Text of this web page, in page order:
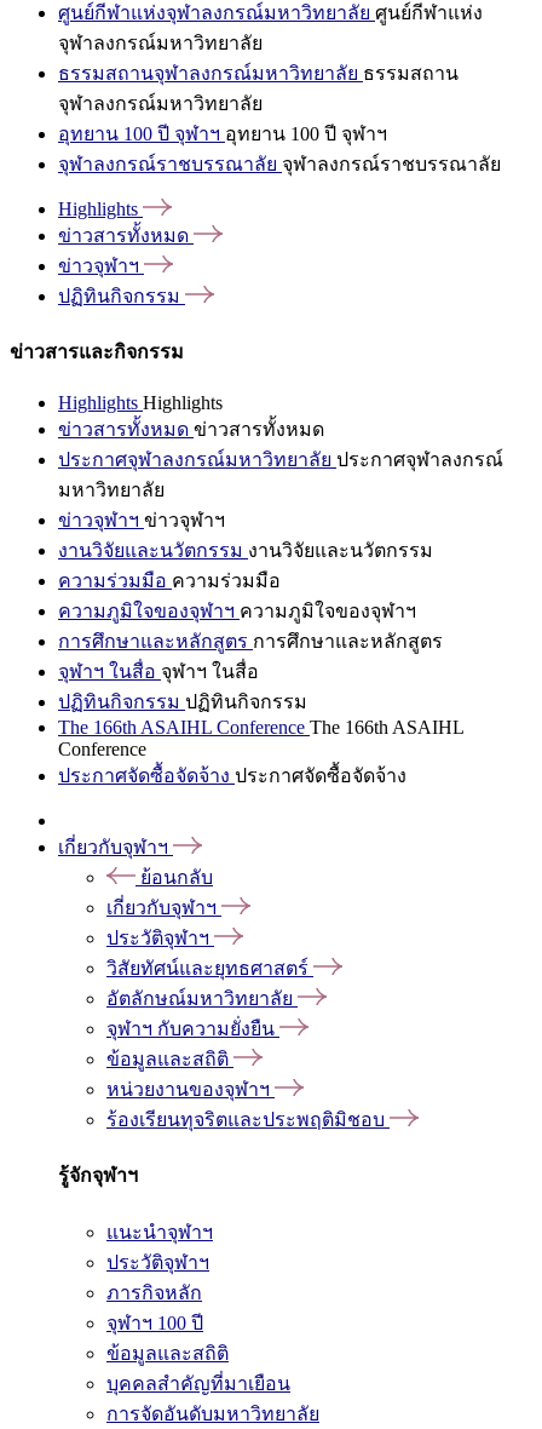
ศูนย์กีฬาแห่งจุฬาลงกรณ์มหาวิทยาลัย ศูนย์กีฬาแห่ง
จุฬาลงกรณ์มหาวิทยาลัย
ธรรมสถานจุฬาลงกรณ์มหาวิทยาลัย ธรรมสถาน
จุฬาลงกรณ์มหาวิทยาลัย
อุทยาน 100 ปี จุฬาฯ อุทยาน 100 ปี จุฬาฯ
จุฬาลงกรณ์ราชบรรณาลัย จุฬาลงกรณ์ราชบรรณาลัย
Highlights
ข่าวสารทั้งหมด
ข่าวจุฬาฯ
ปฏิทินกิจกรรม
ข่าวสารและกิจกรรม
Highlights Highlights
ข่าวสารทั้งหมด ข่าวสารทั้งหมด
ประกาศจุฬาลงกรณ์มหาวิทยาลัย ประกาศจุฬาลงกรณ์
มหาวิทยาลัย
ข่าวจุฬาฯ ข่าวจุฬาฯ
งานวิจัยและนวัตกรรม งานวิจัยและนวัตกรรม
ความร่วมมือ ความร่วมมือ
ความภูมิใจของจุฬาฯ ความภูมิใจของจุฬาฯ
การศึกษาและหลักสูตร การศึกษาและหลักสูตร
จุฬาฯ ในสื่อ จุฬาฯ ในสื่อ
ปฏิทินกิจกรรม ปฏิทินกิจกรรม
The 166th ASAIHL Conference The 166th ASAIHL
Conference
ประกาศจัดซื้อจัดจ้าง ประกาศจัดซื้อจัดจ้าง
เกี่ยวกับจุฬาฯ
ย้อนกลับ
เกี่ยวกับจุฬาฯ
ประวัติจุฬาฯ
วิสัยทัศน์และยุทธศาสตร์
อัตลักษณ์มหาวิทยาลัย
จุฬาฯ กับความยั่งยืน
ข้อมูลและสถิติ
หน่วยงานของจุฬาฯ
ร้องเรียนทุจริตและประพฤติมิชอบ
รู้จักจุฬาฯ
แนะนำจุฬาฯ
ประวัติจุฬาฯ
ภารกิจหลัก
จุฬาฯ 100 ปี
ข้อมูลและสถิติ
บุคคลสำคัญที่มาเยือน
การจัดอันดับมหาวิทยาลัย